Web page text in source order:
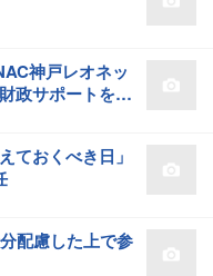
神戸レオネッ
政サポートを実
ておくべき日」
配慮した上で参